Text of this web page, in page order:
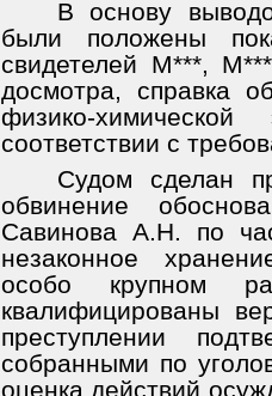
В основу
были положены
свидетелей М***,
досмотра, справка
физико-
соответствии с
Судом сделан
обвинение
Савинова А.Н. по
незаконное
особо крупном
квалифицированы
преступлении
собранными по